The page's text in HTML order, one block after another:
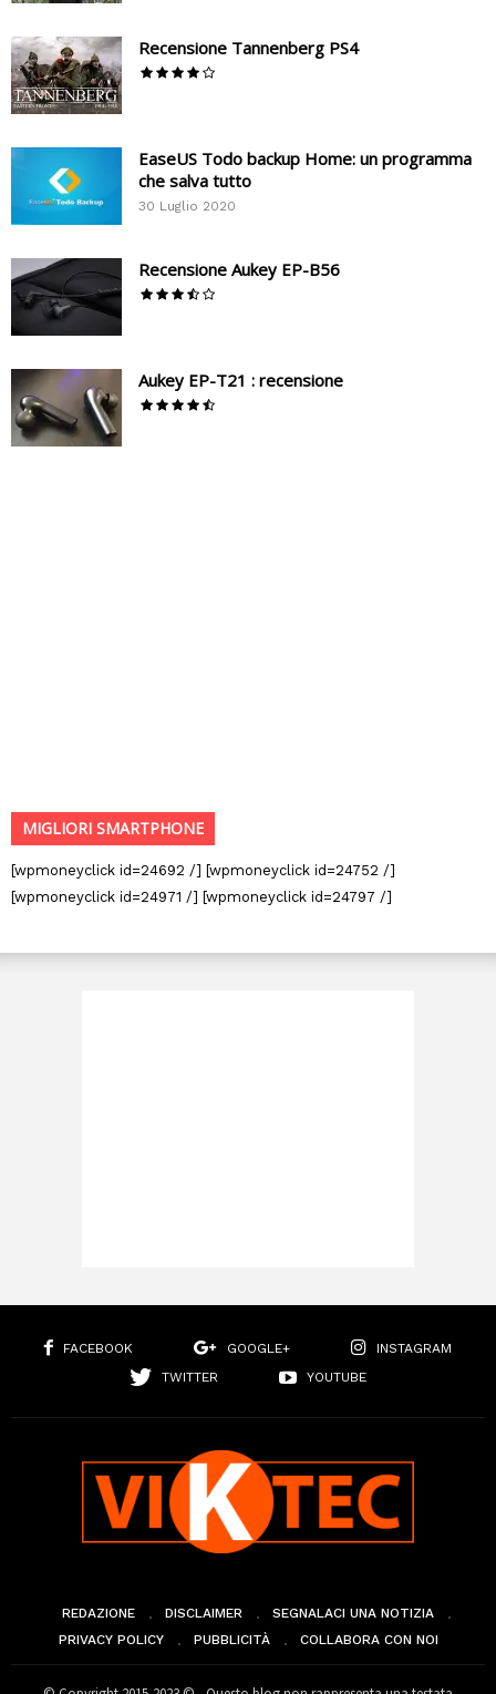
Recensione Tannenberg PS4
EaseUS Todo backup Home: un programma
che salva tutto
30 Luglio 2020
Recensione Aukey EP-B56
Aukey EP-T21 : recensione
MIGLIORI SMARTPHONE
[wpmoneyclick id=24692 /] [wpmoneyclick id=24752 /]
[wpmoneyclick id=24971 /] [wpmoneyclick id=24797 /]
FACEBOOK GOOGLE+
INSTAGRAM
TWITTER
YOUTUBE
REDAZIONE DISCLAIMER
SEGNALACI UNA NOTIZIA
PRIVACY POLICY
PUBBLICITÀ COLLABORA CON NOI